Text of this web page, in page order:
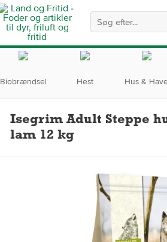
Biobrændsel Hest Hus & Have
Isegrim Adult Steppe
lam 12 kg